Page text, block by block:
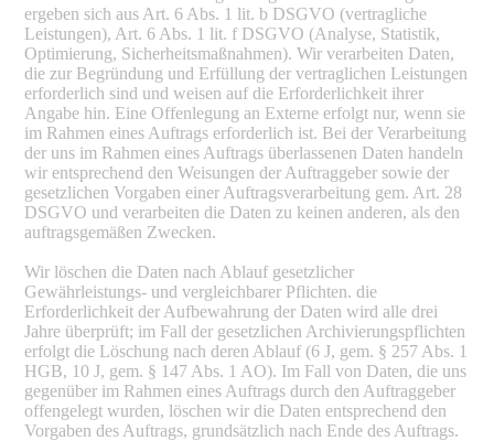
ergeben sich aus Art. 6 Abs. 1 lit. b DSGVO (vertragliche
Leistungen), Art. 6 Abs. 1 lit. f DSGVO (Analyse, Statistik,
Optimierung, Sicherheitsmaßnahmen). Wir verarbeiten Daten,
die zur Begründung und Erfüllung der vertraglichen Leistungen
erforderlich sind und weisen auf die Erforderlichkeit ihrer
Angabe hin. Eine Offenlegung an Externe erfolgt nur, wenn sie
im Rahmen eines Auftrags erforderlich ist. Bei der Verarbeitung
der uns im Rahmen eines Auftrags überlassenen Daten handeln
wir entsprechend den Weisungen der Auftraggeber sowie der
gesetzlichen Vorgaben einer Auftragsverarbeitung gem. Art. 28
DSGVO und verarbeiten die Daten zu keinen anderen, als den
auftragsgemäßen Zwecken.
Wir löschen die Daten nach Ablauf gesetzlicher
Gewährleistungs- und vergleichbarer Pflichten. die
Erforderlichkeit der Aufbewahrung der Daten wird alle drei
Jahre überprüft; im Fall der gesetzlichen Archivierungspflichten
erfolgt die Löschung nach deren Ablauf (6 J, gem. § 257 Abs. 1
HGB, 10 J, gem. § 147 Abs. 1 AO). Im Fall von Daten, die uns
gegenüber im Rahmen eines Auftrags durch den Auftraggeber
offengelegt wurden, löschen wir die Daten entsprechend den
Vorgaben des Auftrags, grundsätzlich nach Ende des Auftrags.